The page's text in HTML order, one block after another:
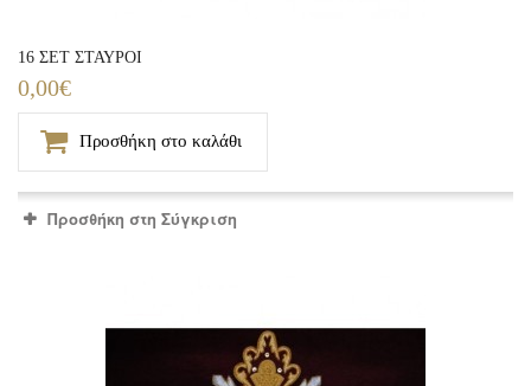
16 ΣΕΤ ΣΤΑΥΡΟΙ
0,00€
Προσθήκη στο καλάθι
Προσθήκη στη Σύγκριση